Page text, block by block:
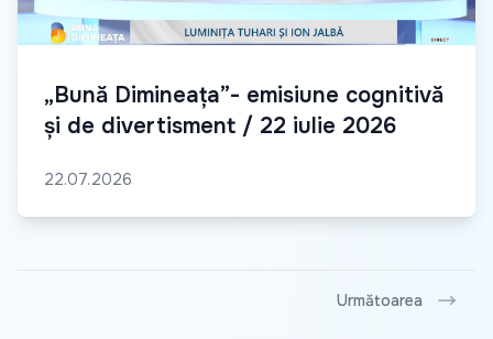
„Bună Dimineața”- emisiune cognitivă
și de divertisment / 22 iulie 2026
22.07.2026
Următoarea